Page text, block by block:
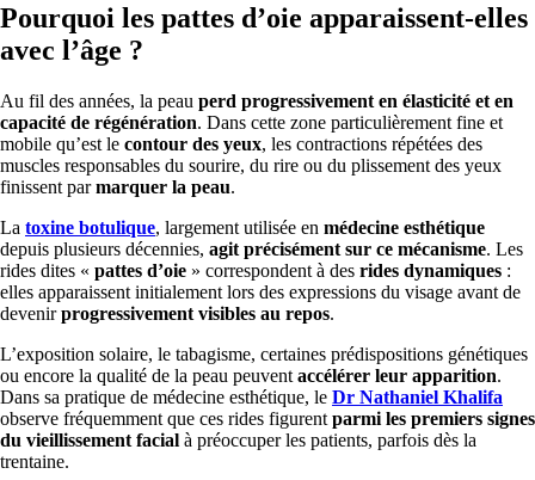
Pourquoi les pattes d’oie apparaissent-elles
avec l’âge ?
Au fil des années, la peau perd progressivement en élasticité et en
capacité de régénération. Dans cette zone particulièrement fine et
mobile qu’est le contour des yeux, les contractions répétées des
muscles responsables du sourire, du rire ou du plissement des yeux
finissent parmarquer la peau.
La toxine botulique, largement utilisée en médecine esthétique
depuis plusieurs décennies, agit précisément sur ce mécanisme. Les
rides dites « pattes d’oie » correspondent à des rides dynamiques :
elles apparaissent initialement lors des expressions du visage avant de
devenirprogressivement visibles au repos.
L’exposition solaire, le tabagisme, certaines prédispositions génétiques
ou encore la qualité de la peau peuvent accélérer leur apparition.
Dans sa pratique de médecine esthétique, le Dr Nathaniel Khalifa
observe fréquemment que ces rides figurent parmi les premiers signes
du vieillissement facial à préoccuper les patients, parfois dès la
trentaine.